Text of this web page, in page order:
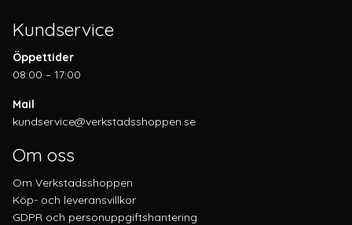
Kundservice
Öppettider
08:00 – 17:00
Mail
kundservice@verkstadsshoppen.se
Om oss
Om Verkstadsshoppen
Köp- och leveransvillkor
GDPR och personuppgiftshantering